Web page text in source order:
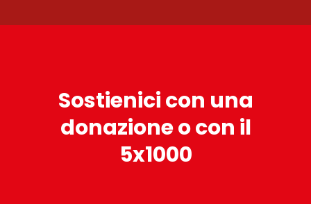
Sostienici con una
donazione o con il
5x1000